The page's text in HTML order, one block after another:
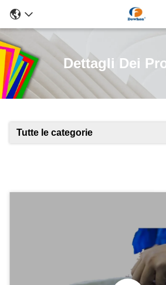
Dettagli Dei
Tutte le categorie